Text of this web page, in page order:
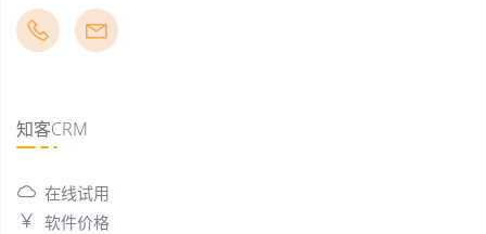
知客CRM
在线试用
软件价格